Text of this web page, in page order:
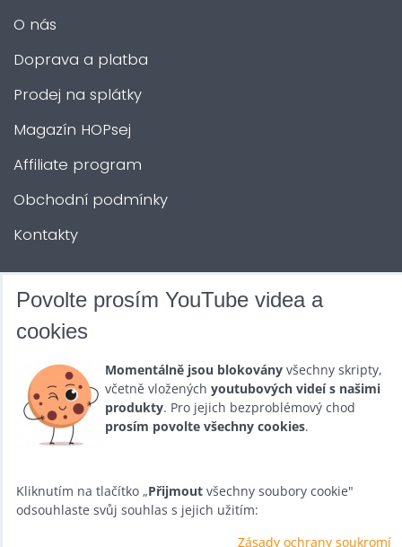
O nás
Doprava a platba
Prodej na splátky
Magazín HOPsej
Affiliate program
Obchodní podmínky
Kontakty
DALŠÍ SLUŽBY
Půjčovna
Promotéři
Kurzy a setkání
Velkoobchod
Nabídka práce
Povolte prosím YouTube videa a
cookies
Momentálně jsou blokovány všechny skripty,
včetně vložených youtubových videí s našimi
produkty. Pro jejich bezproblémový chod
prosím povolte všechny cookies.
Kliknutím na tlačítko „Přijmout všechny soubory cookie"
odsouhlaste svůj souhlas s jejich užitím:
Zásady ochrany soukromí